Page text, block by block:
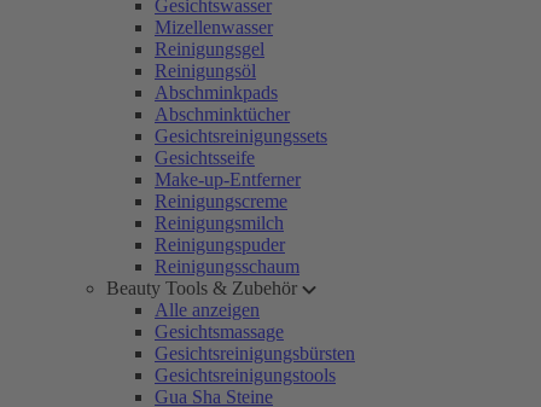
Gesichtswasser
Mizellenwasser
Reinigungsgel
Reinigungsöl
Abschminkpads
Abschminktücher
Gesichtsreinigungssets
Gesichtsseife
Make-up-Entferner
Reinigungscreme
Reinigungsmilch
Reinigungspuder
Reinigungsschaum
Beauty Tools & Zubehör
Alle anzeigen
Gesichtsmassage
Gesichtsreinigungsbürsten
Gesichtsreinigungstools
Gua Sha Steine